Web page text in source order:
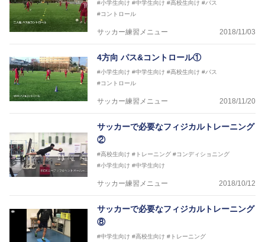
#小学生向け #中学生向け #高校生向け #パス
#コントロール
サッカー練習メニュー 2018/11/03
4方向 パス&コントロール①
#小学生向け #中学生向け #高校生向け #パス
#コントロール
サッカー練習メニュー 2018/11/20
サッカーで必要なフィジカルトレーニング
②
#高校生向け #トレーニング #コンディショニング
#小学生向け #中学生向け
サッカー練習メニュー 2018/10/12
サッカーで必要なフィジカルトレーニング
⑧
#中学生向け #高校生向け #トレーニング